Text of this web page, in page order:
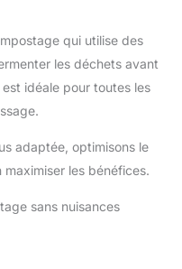
qui utilise des
les déchets avant
idéale pour toutes les
adaptée, optimisons le
les bénéfices.
sans nuisances